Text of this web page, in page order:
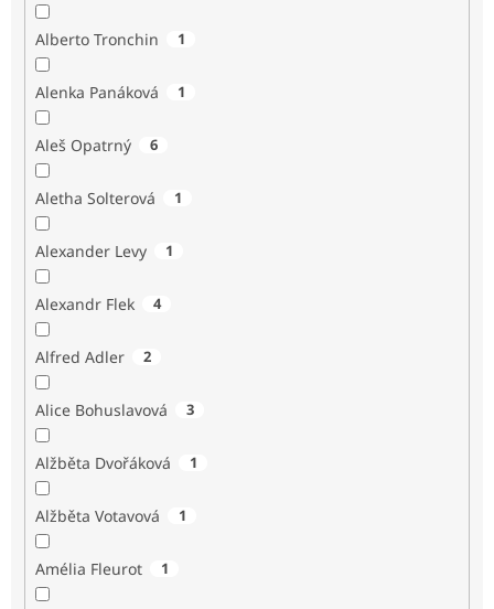
Alberto Tronchin 1
Alenka Panáková 1
Aleš Opatrný 6
Aletha Solterová 1
Alexander Levy 1
Alexandr Flek 4
Alfred Adler 2
Alice Bohuslavová 3
Alžběta Dvořáková 1
Alžběta Votavová 1
Amélia Fleurot 1